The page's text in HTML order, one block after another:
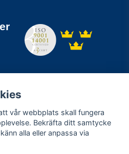
vår webbplats skall fungera
Bekräfta ditt samtycke
alla eller anpassa via